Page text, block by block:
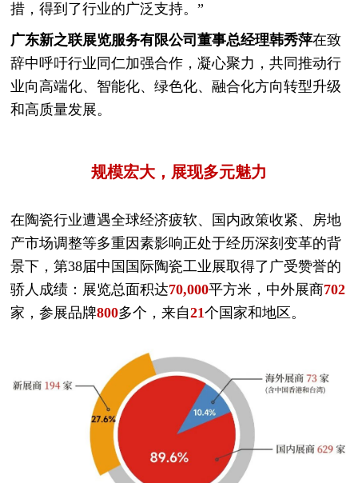
措，得到了行业的广泛支持。”
广东新之联展览服务有限公司董事总经理韩秀萍在致
辞中呼吁行业同仁加强合作，凝心聚力，共同推动行
业向高端化、智能化、绿色化、融合化方向转型升级
和高质量发展。
规模宏大，展现多元魅力
在陶瓷行业遭遇全球经济疲软、国内政策收紧、房地
产市场调整等多重因素影响正处于经历深刻变革的背
景下，第38届中国国际陶瓷工业展取得了广受赞誉的
骄人成绩：展览总面积达70,000平方米，中外展商702
家，参展品牌800多个，来自21个国家和地区。